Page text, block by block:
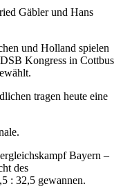
Gäbler und Hans
und Holland spielen
Kongress in Cottbus
tragen heute eine
Bayern –
des
: 32,5 gewannen.